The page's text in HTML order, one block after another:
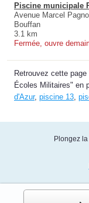
Piscine municipale
Avenue Marcel
Bouffan
3.1 km
Fermée, ouvre
Retrouvez cette
Écoles Militaires" en
d'Azur, piscine 13
Plongez